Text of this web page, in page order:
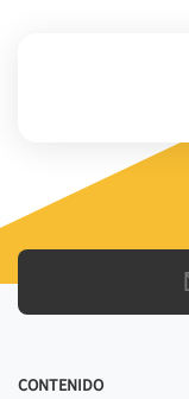
CONTENIDO